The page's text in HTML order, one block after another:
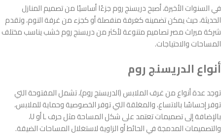
في السنوات الأخيرة، أصبح دريسنج روم جزءًا أساسيًا من تصميم المنازل
الحديثة، حيث يمكن تضمينه كغرفة منفصلة أو كجزء من غرفة النوم، وتقدم
شركة ميراث مصر تصاميم متنوعة لأكثر من دريسنج روم خشب يناسب مختلف
المساحات والاحتياجات.
أنواع الدريسنج روم
توجد عدة أنواع من غرف الملابس (الدريسنج روم)، تشمل المفتوحة التي
توفر إحساسًا بالاتساع، والمغلقة التي توفر الخصوصية وحماية للملابس،
بالإضافة إلى تصميمات تعتمد على شكل المساحة مثل حرف L أو U،
والتصميمات المدمجة في الحائط أو الزاوية لاستغلال المساحات الضيقة.